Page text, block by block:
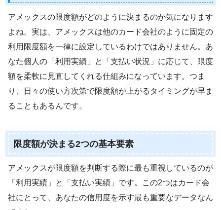
アメックスの限度額がどのように決まるのか気になります
よね。実は、アメックスは他のカード会社のように固定の
利用限度額を一律に設定しているわけではありません。あ
なた個人の「利用実績」と「支払い状況」に応じて、限度
額を柔軟に見直してくれる仕組みになっています。つま
り、日々の使い方次第で限度額が上がるタイミングが早ま
ることもあるんです。
限度額が決まる2つの基本要素
アメックスが限度額を判断する際に最も重視しているのが
「利用実績」と「支払い実績」です。この2つはカード会
社にとって、あなたの信用度を示す最も重要なデータなん